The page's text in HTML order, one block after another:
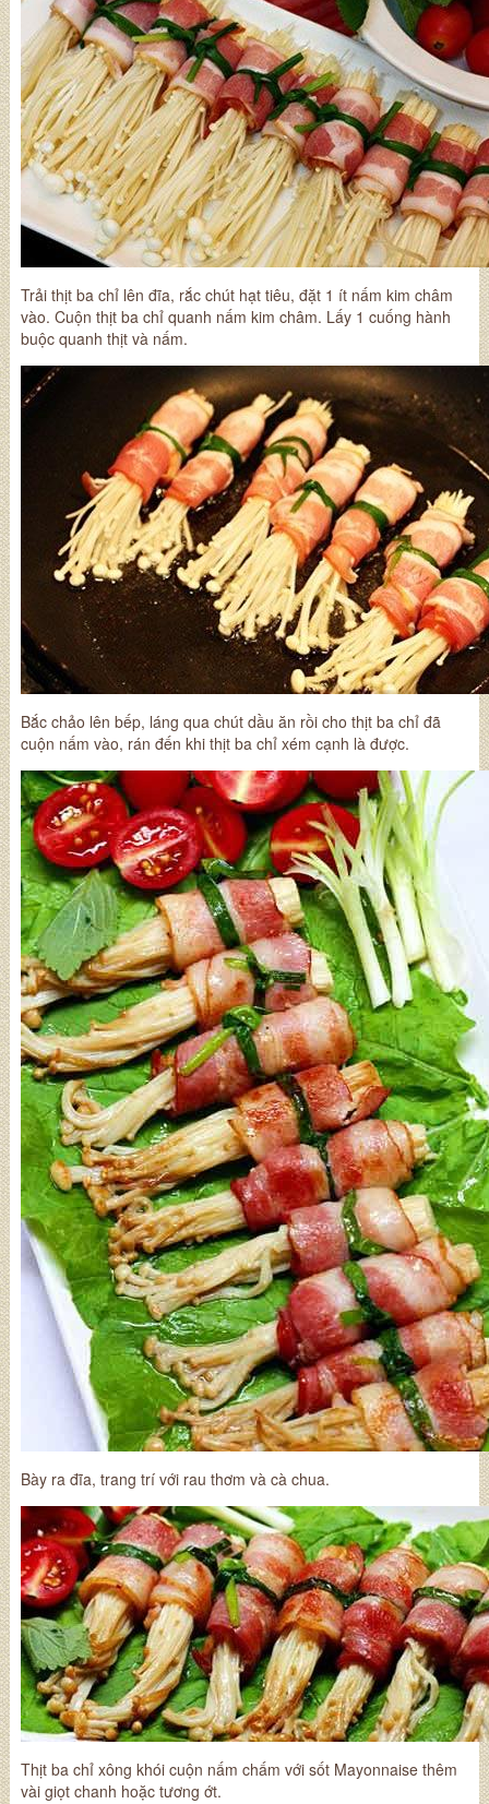
Trải thịt ba chỉ lên đĩa, rắc chút hạt tiêu, đặt 1 ít nấm kim châm
vào. Cuộn thịt ba chỉ quanh nấm kim châm. Lấy 1 cuống hành
buộc quanh thịt và nấm.
Bắc chảo lên bếp, láng qua chút dầu ăn rồi cho thịt ba chỉ đã
cuộn nấm vào, rán đến khi thịt ba chỉ xém cạnh là được.
Bày ra đĩa, trang trí với rau thơm và cà chua.
Thịt ba chỉ xông khói cuộn nấm chấm với sốt Mayonnaise thêm
vài giọt chanh hoặc tương ớt.